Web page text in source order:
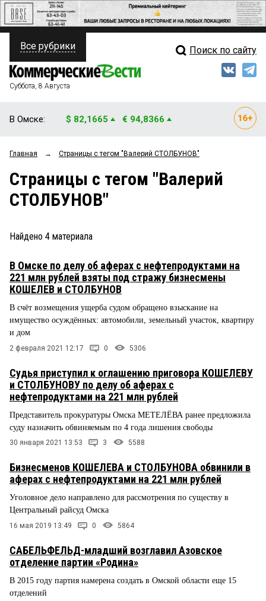
ПОЛИТИКА
ФИНАНСЫ
ОБЩЕСТВО
ЗАКОН
ПРОИСШЕСТВИЯ
СТИЛЬ ЖИЗНИ
Свежий выпуск
Мнения
Рейтинги
Все рубрики Поиск по сайту
Суббота, 8 Августа
В Омске: $ 82,1665 € 94,8366
Главная → Страницы c тегом "Валерий СТОЛБУНОВ"
Страницы c тегом "Валерий
СТОЛБУНОВ"
Найдено 4 материала
В Омске по делу об аферах с нефтепродуктами на
221 млн рублей взяты под стражу бизнесмены
КОШЕЛЕВ и СТОЛБУНОВ
В счёт возмещения ущерба судом обращено взыскание на
имущество осуждённых: автомобили, земельный участок, квартиру
и дом
2 февраля 2021 12:17 0 5306
Судья приступил к оглашению приговора КОШЕЛЕВУ
и СТОЛБУНОВУ по делу об аферах с
нефтепродуктами на 221 млн рублей
Представитель прокуратуры Омска МЕТЕЛЁВА ранее предложила
суду назначить обвиняемым по 4 года лишения свободы
30 января 2021 13:53 3 5588
Бизнесменов КОШЕЛЕВА и СТОЛБУНОВА обвинили в
аферах с нефтепродуктами на 221 млн рублей
Уголовное дело направлено для рассмотрения по существу в
Центральный райсуд Омска
16 мая 2019 13:49 0 5864
САБЕЛЬФЕЛЬД-младший возглавил Азовское
отделение партии «Родина»
В 2015 году партия намерена создать в Омской области еще 15
отделений